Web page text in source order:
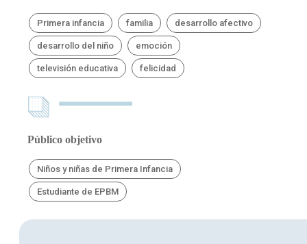
Primera infancia familia desarrollo afectivo
desarrollo del niño emoción
televisión educativa felicidad
Público objetivo
Niños y niñas de Primera Infancia
Estudiante de EPBM